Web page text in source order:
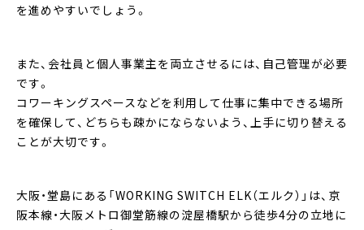
を進めやすいでしょう。
また、会社員と個人事業主を両立させるには、自己管理が必要
です。
コワーキングスペースなどを利用して仕事に集中できる場所
を確保して、どちらも疎かにならないよう、上手に切り替える
ことが大切です。
大阪・堂島にある「WORKING SWITCH ELK（エルク）」は、京
阪本線・大阪メトロ御堂筋線の淀屋橋駅から徒歩4分の立地に